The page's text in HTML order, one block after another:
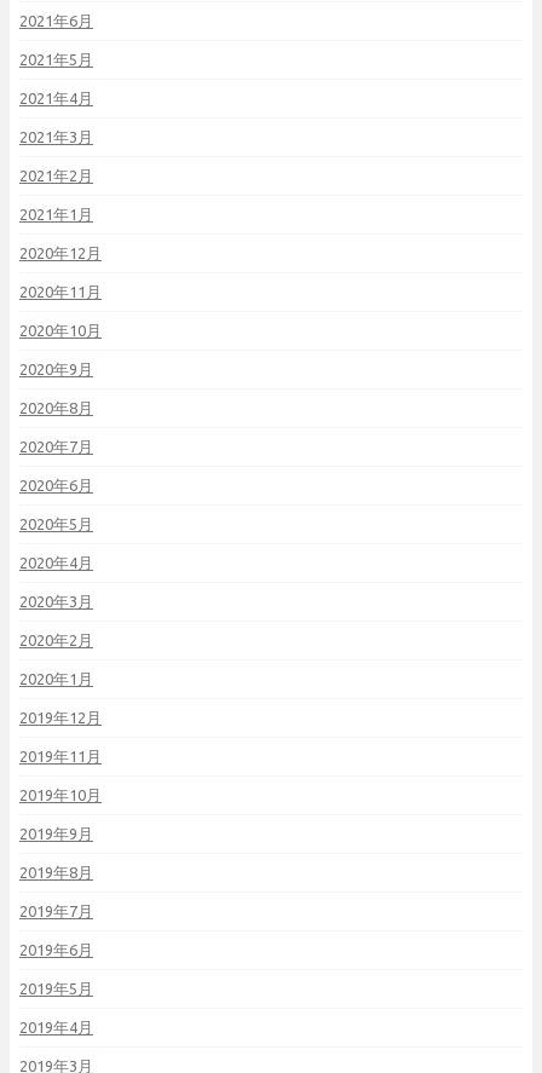
2021年6月
2021年5月
2021年4月
2021年3月
2021年2月
2021年1月
2020年12月
2020年11月
2020年10月
2020年9月
2020年8月
2020年7月
2020年6月
2020年5月
2020年4月
2020年3月
2020年2月
2020年1月
2019年12月
2019年11月
2019年10月
2019年9月
2019年8月
2019年7月
2019年6月
2019年5月
2019年4月
2019年3月